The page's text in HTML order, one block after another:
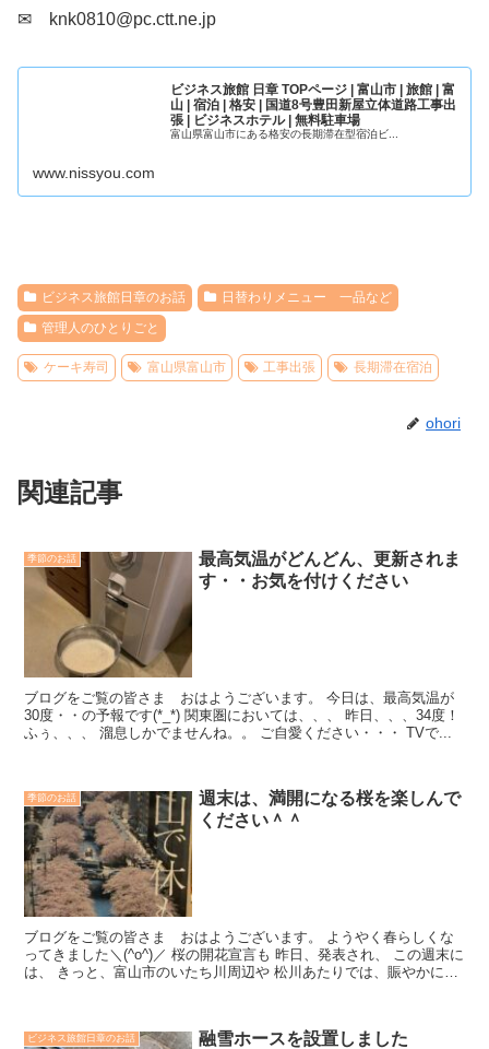
✉ knk0810@pc.ctt.ne.jp
ビジネス旅館 日章 TOPページ | 富山市 | 旅館 | 富
山 | 宿泊 | 格安 | 国道8号豊田新屋立体道路工事出
張 | ビジネスホテル | 無料駐車場
富山県富山市にある格安の長期滞在型宿泊ビ...
www.nissyou.com
ビジネス旅館日章のお話
日替わりメニュー 一品など
管理人のひとりごと
ケーキ寿司 富山県富山市 工事出張 長期滞在宿泊
ohori
関連記事
季節のお話
最高気温がどんどん、更新されま
す・・お気を付けください
ブログをご覧の皆さま おはようございます。 今日は、最高気温が
30度・・の予報です(*_*) 関東圏においては、、、 昨日、、、34度！
ふぅ、、、 溜息しかでませんね。。 ご自愛ください・・・ TVで...
季節のお話
週末は、満開になる桜を楽しんで
ください＾＾
ブログをご覧の皆さま おはようございます。 ようやく春らしくな
ってきました＼(^o^)／ 桜の開花宣言も 昨日、発表され、 この週末に
は、 きっと、富山市のいたち川周辺や 松川あたりでは、賑やかにな
ビジネス旅館日章のお話 融雪ホースを設置しました